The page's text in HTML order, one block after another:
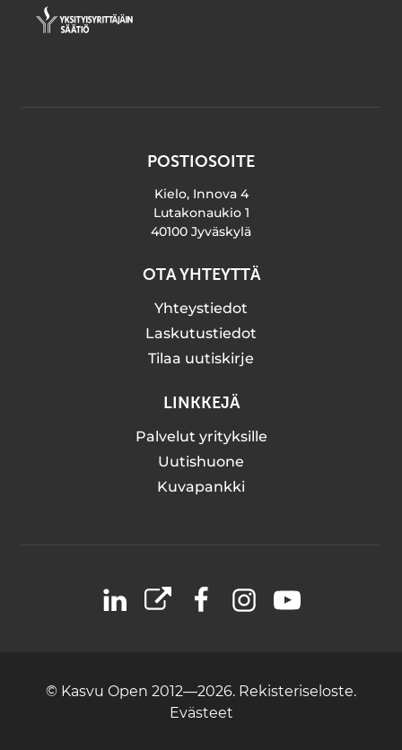
POSTIOSOITE
Kielo, Innova 4
Lutakonaukio 1
40100 Jyväskylä
OTA YHTEYTTÄ
Yhteystiedot
Laskutustiedot
Tilaa uutiskirje
LINKKEJÄ
Palvelut yrityksille
Uutishuone
Kuvapankki
LinkedIn
X FacebookInstagramYouTube
© Kasvu Open 2012—2026. Rekisteriseloste.
Evästeet